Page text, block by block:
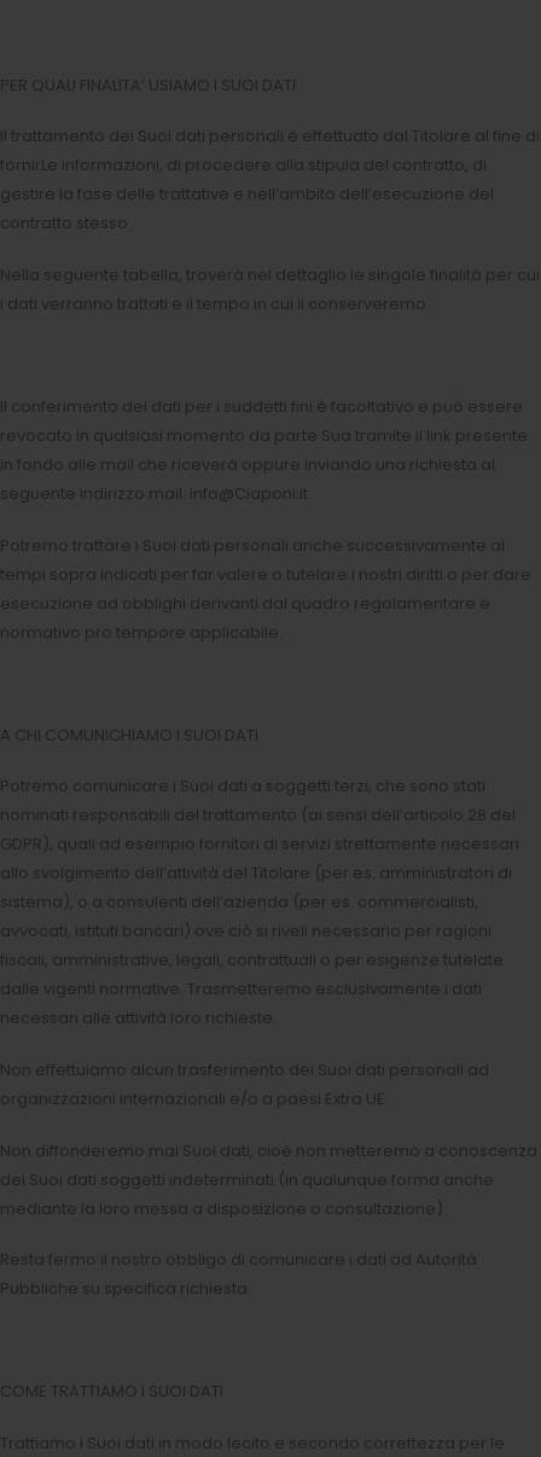
PER QUALI FINALITA’ USIAMO I SUOI DATI
Il trattamento dei Suoi dati personali è effettuato dal Titolare al fine di
fornirLe informazioni, di procedere alla stipula del contratto, di
gestire la fase delle trattative e nell’ambito dell’esecuzione del
contratto stesso.
Nella seguente tabella, troverà nel dettaglio le singole finalità per cui
i dati verranno trattati e il tempo in cui li conserveremo:
Il conferimento dei dati per i suddetti fini è facoltativo e può essere
revocato in qualsiasi momento da parte Sua tramite il link presente
in fondo alle mail che riceverà oppure inviando una richiesta al
seguente indirizzo mail: info@Ciaponi.it
Potremo trattare i Suoi dati personali anche successivamente ai
tempi sopra indicati per far valere o tutelare i nostri diritti o per dare
esecuzione ad obblighi derivanti dal quadro regolamentare e
normativo pro tempore applicabile.
A CHI COMUNICHIAMO I SUOI DATI
Potremo comunicare i Suoi dati a soggetti terzi, che sono stati
nominati responsabili del trattamento (ai sensi dell’articolo 28 del
GDPR), quali ad esempio fornitori di servizi strettamente necessari
allo svolgimento dell’attività del Titolare (per es. amministratori di
sistema), o a consulenti dell’azienda (per es. commercialisti,
avvocati, istituti bancari) ove ciò si riveli necessario per ragioni
fiscali, amministrative, legali, contrattuali o per esigenze tutelate
dalle vigenti normative. Trasmetteremo esclusivamente i dati
necessari alle attività loro richieste.
Non effettuiamo alcun trasferimento dei Suoi dati personali ad
organizzazioni internazionali e/o a paesi Extra UE.
Non diffonderemo mai Suoi dati, cioè non metteremo a conoscenza
dei Suoi dati soggetti indeterminati (in qualunque forma anche
mediante la loro messa a disposizione o consultazione).
Resta fermo il nostro obbligo di comunicare i dati ad Autorità
Pubbliche su specifica richiesta.
COME TRATTIAMO I SUOI DATI
Trattiamo i Suoi dati in modo lecito e secondo correttezza per le